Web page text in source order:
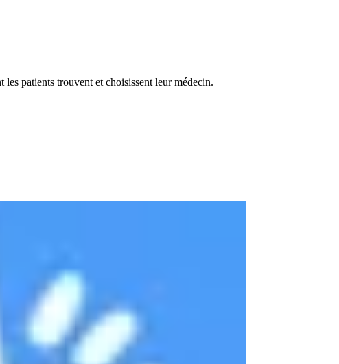
patients trouvent et choisissent leur médecin.